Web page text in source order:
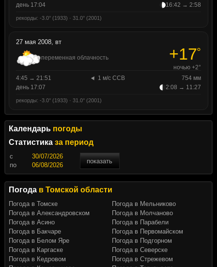
день 17:04
16:42 → 2:58
рекорды: -3.0° (1933) · 31.0° (2001)
27 мая 2008, вт
переменная облачность +17°
ночью +2°
4:45 → 21:51
1 м/с ССВ
754 мм
день 17:07
2:08 → 11:27
рекорды: -3.0° (1933) · 31.0° (2001)
Календарь погоды
Статистика за период
c
показать
по
Погода в Томской области
Погода в Томске
Погода в Александровском
Погода в Асино
Погода в Бакчаре
Погода в Белом Яре
Погода в Каргаске
Погода в Кедровом
Погода в Мельниково
Погода в Молчаново
Погода в Парабели
Погода в Первомайском
Погода в Подгорном
Погода в Северске
Погода в Стрежевом